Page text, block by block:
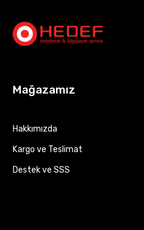
Mağazamız
Hakkımızda
Kargo ve Teslimat
Destek ve SSS